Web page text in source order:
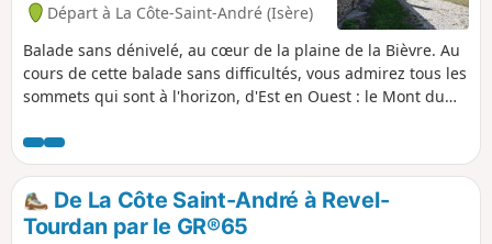
Départ à La Côte-Saint-André (Isère)
Balade sans dénivelé, au cœur de la plaine de la Bièvre. Au
cours de cette balade sans difficultés, vous admirez tous les
sommets qui sont à l'horizon, d'Est en Ouest : le Mont du
Vercors et les Monts du Pilat.
De La Côte Saint-André à Revel-
Tourdan par le GR®65